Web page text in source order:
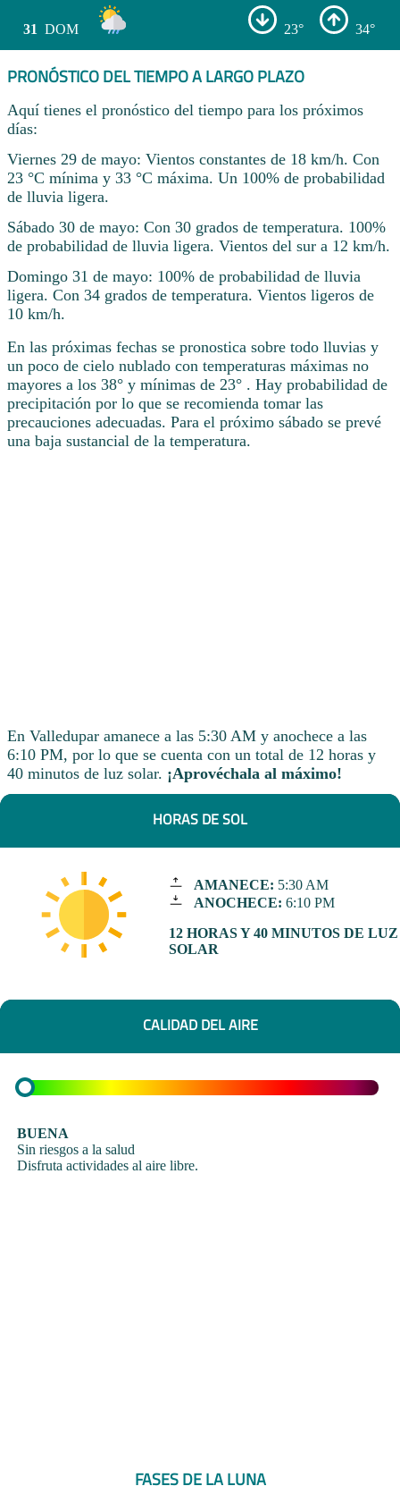
31 DOM 23° 34°
PRONÓSTICO DEL TIEMPO A LARGO PLAZO
Aquí tienes el pronóstico del tiempo para los próximos
días:
Viernes 29 de mayo: Vientos constantes de 18 km/h. Con
23 °C mínima y 33 °C máxima. Un 100% de probabilidad
de lluvia ligera.
Sábado 30 de mayo: Con 30 grados de temperatura. 100%
de probabilidad de lluvia ligera. Vientos del sur a 12 km/h.
Domingo 31 de mayo: 100% de probabilidad de lluvia
ligera. Con 34 grados de temperatura. Vientos ligeros de
10 km/h.
En las próximas fechas se pronostica sobre todo lluvias y
un poco de cielo nublado con temperaturas máximas no
mayores a los 38° y mínimas de 23° . Hay probabilidad de
precipitación por lo que se recomienda tomar las
precauciones adecuadas. Para el próximo sábado se prevé
una baja sustancial de la temperatura.
En Valledupar amanece a las 5:30 AM y anochece a las
6:10 PM, por lo que se cuenta con un total de 12 horas y
40 minutos de luz solar. ¡Aprovéchala al máximo!
HORAS DE SOL
AMANECE: 5:30 AM
ANOCHECE: 6:10 PM
12 HORAS Y 40 MINUTOS DE LUZ
SOLAR
CALIDAD DEL AIRE
BUENA
Sin riesgos a la salud
Disfruta actividades al aire libre.
FASES DE LA LUNA